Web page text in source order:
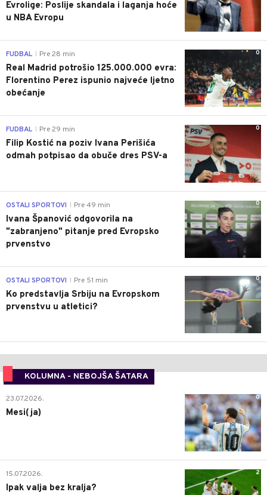
Evrolige: Poslije skandala i laganja hoće
u NBA Evropu
0
FUDBAL Pre 28 min
Real Madrid potrošio 125.000.000 evra:
Florentino Perez ispunio najveće ljetno
obećanje
0
FUDBAL Pre 29 min
Filip Kostić na poziv Ivana Perišića
odmah potpisao da obuče dres PSV-a
0
OSTALI SPORTOVI Pre 49 min
Ivana Španović odgovorila na
"zabranjeno" pitanje pred Evropsko
prvenstvo
0
OSTALI SPORTOVI Pre 51 min
Ko predstavlja Srbiju na Evropskom
prvenstvu u atletici?
KOLUMNA - NEBOJŠA ŠATARA
0
23.07.2026.
Mesi(ja)
2
15.07.2026.
Ipak valja bez kralja?